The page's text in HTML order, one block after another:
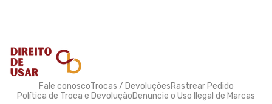
Fale conoscoTrocas / DevoluçõesRastrear Pedido
Política de Troca e DevoluçãoDenuncie o Uso Ilegal de Marcas